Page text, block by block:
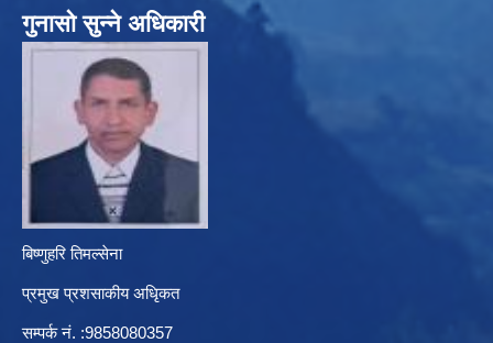
गुनासो सुन्ने अधिकारी
बिष्णुहरि तिमल्सेना
प्रमुख प्रशसाकीय अधिृकत
सम्पर्क न‌ं. :9858080357